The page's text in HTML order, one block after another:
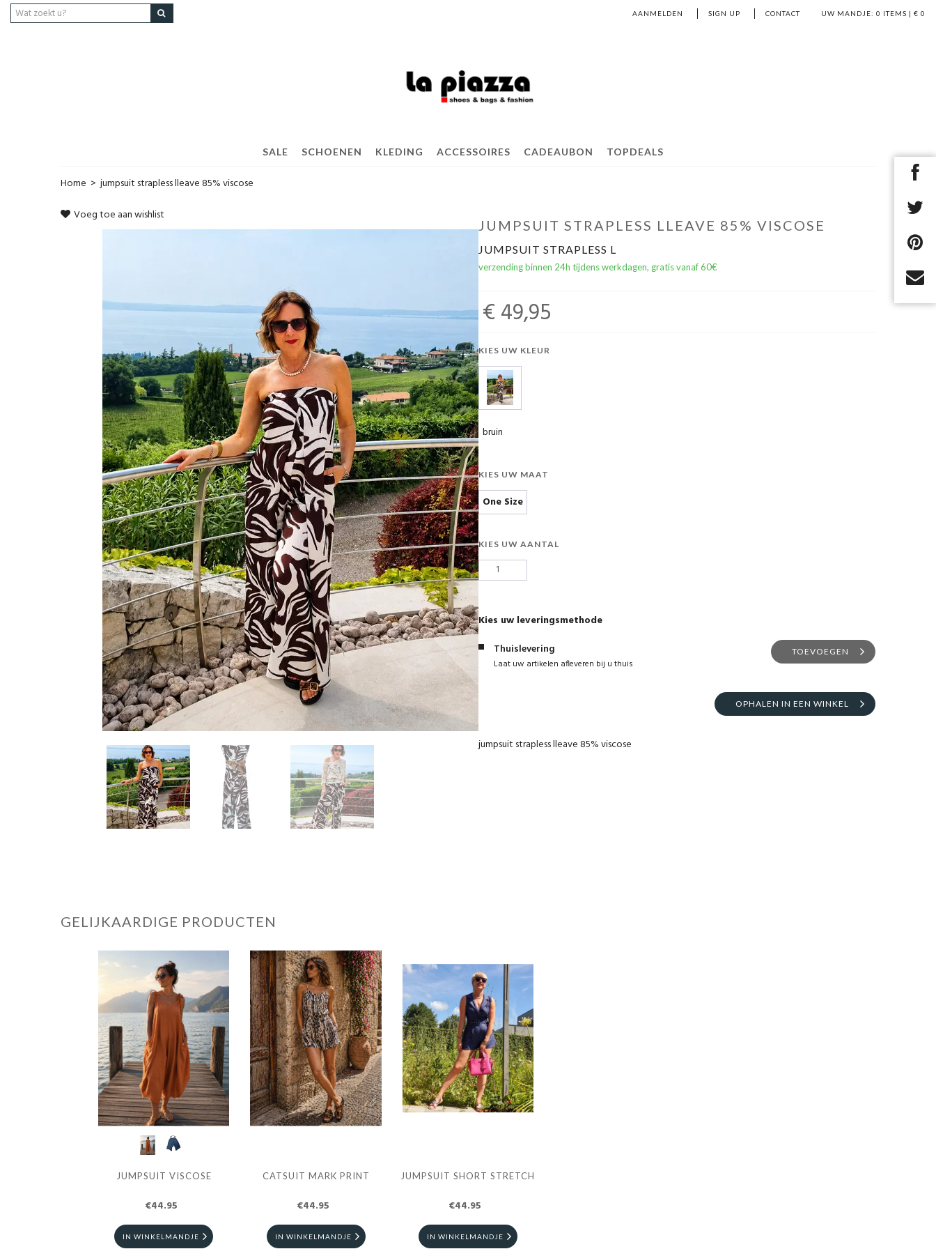
UW MANDJE: 0 ITEMS | € 0
AANMELDEN SIGN UP CONTACT
SALE SCHOENEN KLEDING ACCESSOIRES CADEAUBON TOPDEALS
Home > jumpsuit strapless lleave 85% viscose
Voeg toe aan wishlist
JUMPSUIT STRAPLESS LLEAVE 85% VISCOSE
JUMPSUIT STRAPLESS L
verzending binnen 24h tijdens werkdagen, gratis vanaf 60€
€ 49,95
KIES UW KLEUR
bruin
KIES UW MAAT
One Size
KIES UW AANTAL
Kies uw leveringsmethode
Thuislevering
Laat uw artikelen afleveren bij u thuis
TOEVOEGEN
OPHALEN IN EEN WINKEL
jumpsuit strapless lleave 85% viscose
GELIJKAARDIGE PRODUCTEN
JUMPSUIT VISCOSE
€44.95
IN WINKELMANDJE
CATSUIT MARK PRINT
€44.95
IN WINKELMANDJE
JUMPSUIT SHORT STRETCH
€44.95
IN WINKELMANDJE